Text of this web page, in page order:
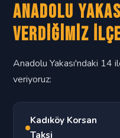
Anadolu
Verdiğimiz
Anadolu Yakası'ndaki 14
veriyoruz:
Kadıköy Korsan
Taksi